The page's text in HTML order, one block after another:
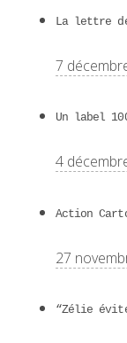
La lettre
7
Un label
4
Action
27
“Zélie